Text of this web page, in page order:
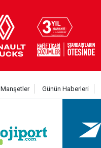
Manşetler Günün Haberleri